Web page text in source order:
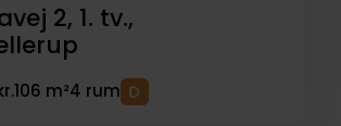
2, 1. tv.,
106 m²4 rum